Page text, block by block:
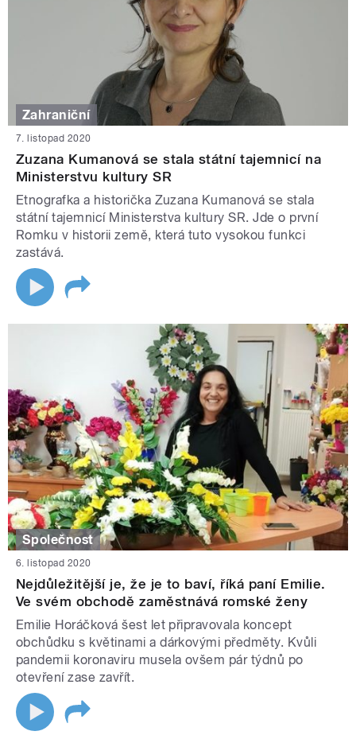
Zahraniční
7. listopad 2020
Zuzana Kumanová se stala státní tajemnicí na
Ministerstvu kultury SR
Etnografka a historička Zuzana Kumanová se stala
státní tajemnicí Ministerstva kultury SR. Jde o první
Romku v historii země, která tuto vysokou funkci
zastává.
Společnost
6. listopad 2020
Nejdůležitější je, že je to baví, říká paní Emilie.
Ve svém obchodě zaměstnává romské ženy
Emilie Horáčková šest let připravovala koncept
obchůdku s květinami a dárkovými předměty. Kvůli
pandemii koronaviru musela ovšem pár týdnů po
otevření zase zavřít.